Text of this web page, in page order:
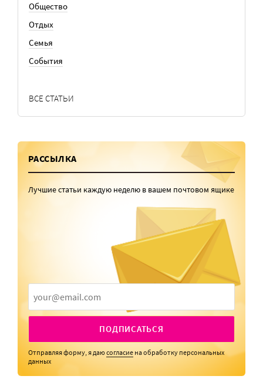
Общество
Отдых
Семья
События
ВСЕ СТАТЬИ
РАССЫЛКА
Лучшие статьи каждую неделю в вашем почтовом ящике
ПОДПИСАТЬСЯ
Отправляя форму, я даюсогласие на обработку персональных
данных